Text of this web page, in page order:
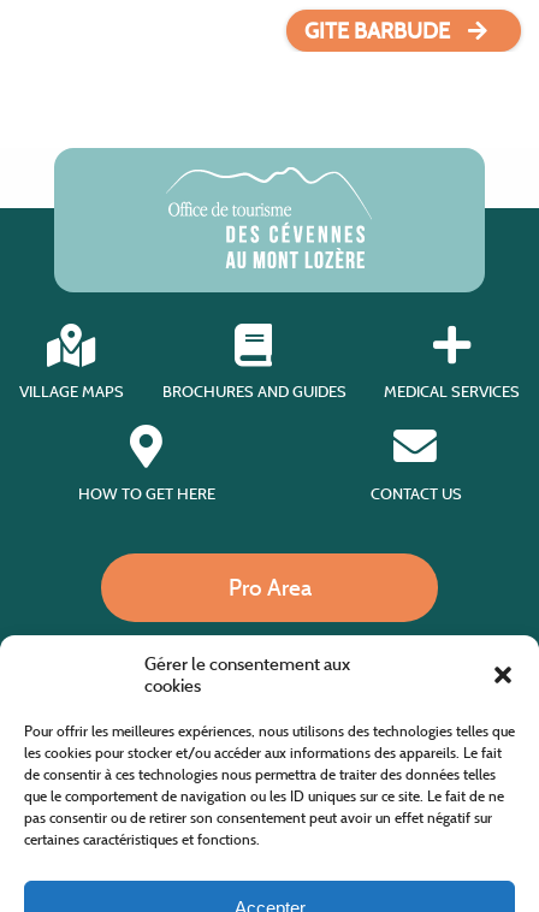
Gérer le consentement aux
cookies
Pour offrir les meilleures expériences, nous utilisons des technologies telles que
les cookies pour stocker et/ou accéder aux informations des appareils. Le fait
de consentir à ces technologies nous permettra de traiter des données telles
que le comportement de navigation ou les ID uniques sur ce site. Le fait de ne
pas consentir ou de retirer son consentement peut avoir un effet négatif sur
certaines caractéristiques et fonctions.
Accepter
GITE BARBUDE
VILLAGE MAPS BROCHURES AND GUIDES MEDICAL SERVICES
HOW TO GET HERE CONTACT US
Pro Area
Website co-financed by the European Agricultural Fund for Rural Development
Europe invests in rural areas